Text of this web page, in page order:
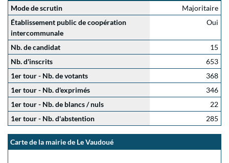
Mode de scrutin
Majoritaire
Établissement public de coopération
intercommunale
Oui
Nb. de candidat
15
Nb. d'inscrits
653
1er tour - Nb. de votants
368
1er tour - Nb. d'exprimés
346
1er tour - Nb. de blancs / nuls
22
1er tour - Nb. d'abstention
285
Carte de la mairie de Le Vaudoué